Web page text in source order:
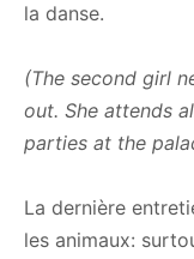
la danse.
(The second girl
out. She attends
parties at the
La dernière
les animaux: